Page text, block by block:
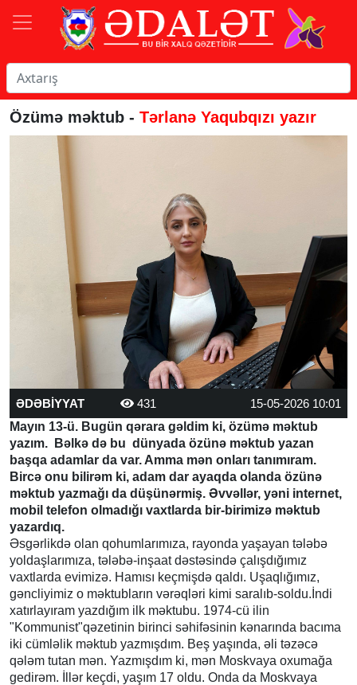
Özümə məktub - Tərlanə Yaqubqızı yazır
ƏDƏBİYYAT 431
15-05-2026 10:01
Mayın 13-ü. Bugün qərara gəldim ki, özümə məktub
yazım. Bəlkə də bu dünyada özünə məktub yazan
başqa adamlar da var. Amma mən onları tanımıram.
Bircə onu bilirəm ki, adam dar ayaqda olanda özünə
məktub yazmağı da düşünərmiş. Əvvəllər, yəni internet,
mobil telefon olmadığı vaxtlarda bir-birimizə məktub
yazardıq.
Əsgərlikdə olan qohumlarımıza, rayonda yaşayan tələbə
yoldaşlarımıza, tələbə-inşaat dəstəsində çalışdığımız
vaxtlarda evimizə. Hamısı keçmişdə qaldı. Uşaqlığımız,
gəncliyimiz o məktubların vərəqləri kimi saralıb-soldu.İndi
xatırlayıram yazdığım ilk məktubu. 1974-cü ilin
"Kommunist"qəzetinin birinci səhifəsinin kənarında bacıma
iki cümləlik məktub yazmışdım. Beş yaşında, əli təzəcə
qələm tutan mən. Yazmışdım ki, mən Moskvaya oxumağa
gedirəm. İllər keçdi, yaşım 17 oldu. Onda da Moskvaya